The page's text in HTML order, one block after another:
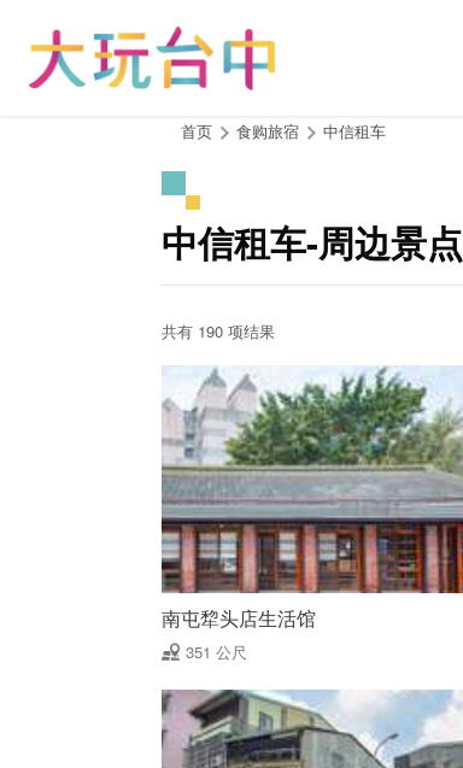
首页 食购旅宿 中信租车
中信租车-周边景点
共有 190 项结果
南屯犂头店生活馆
351 公尺